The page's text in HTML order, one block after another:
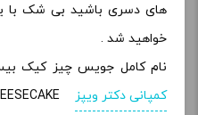
های دسری باشید بی شک با
خواهید شد .
نام کامل جویس چیز کیک
کمپانی دکتر ویپز